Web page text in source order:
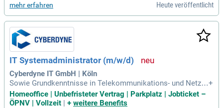
mehr erfahren Heute veröffentlicht
IT Systemadministrator (m/w/d)
Cyberdyne IT GmbH | Köln
Sowie Grundkenntnisse in Telekommunikations- und Netzw
erktechnologien; Kommunikationsstärke und Kundenorienti
erung; Teamfähigkeit, Motivation und Eigeninitiative; affin un
+
Homeoffice | Unbefristeter Vertrag | Parkplatz | Jobticket –
ÖPNV | Vollzeit | + weitere Benefits